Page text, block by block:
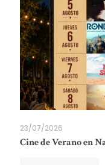
23/07/2026
Cine de Verano en